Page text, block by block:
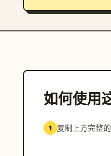
如何使用
1 复制上方完整的